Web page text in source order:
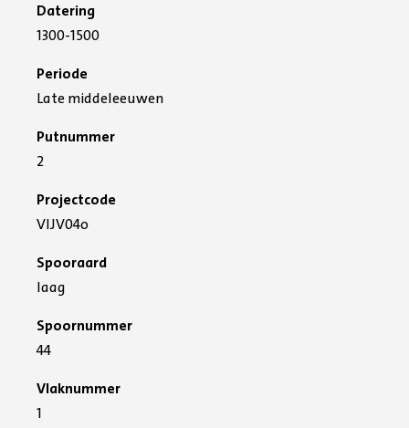
Datering
1300-1500
Periode
Late middeleeuwen
Putnummer
2
Projectcode
VIJV04o
Spooraard
laag
Spoornummer
44
Vlaknummer
1